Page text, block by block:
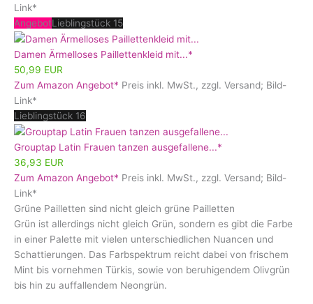
Link*
AngebotLieblingstück 15
Damen Ärmelloses Paillettenkleid mit...*
50,99 EUR
Zum Amazon Angebot* Preis inkl. MwSt., zzgl. Versand; Bild-
Link*
Lieblingstück 16
Grouptap Latin Frauen tanzen ausgefallene...*
36,93 EUR
Zum Amazon Angebot* Preis inkl. MwSt., zzgl. Versand; Bild-
Link*
Grüne Pailletten sind nicht gleich grüne Pailletten
Grün ist allerdings nicht gleich Grün, sondern es gibt die Farbe
in einer Palette mit vielen unterschiedlichen Nuancen und
Schattierungen. Das Farbspektrum reicht dabei von frischem
Mint bis vornehmen Türkis, sowie von beruhigendem Olivgrün
bis hin zu auffallendem Neongrün.